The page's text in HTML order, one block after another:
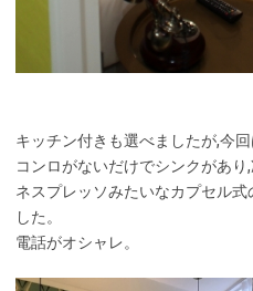
キッチン付きも選べましたが,今回
コンロがないだけでシンクがあり,
ネスプレッソみたいなカプセル
した。
電話がオシャレ。